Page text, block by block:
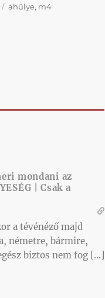
Címke
ahülye, m4
mondani az
| Csak a
a tévénéző majd
németre, bármire,
biztos nem fog […]